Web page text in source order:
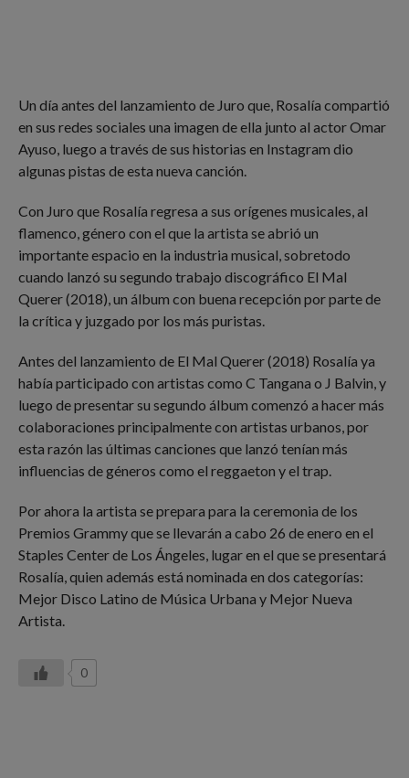
Un día antes del lanzamiento de Juro que, Rosalía compartió
en sus redes sociales una imagen de ella junto al actor Omar
Ayuso, luego a través de sus historias en Instagram dio
algunas pistas de esta nueva canción.
Con Juro que Rosalía regresa a sus orígenes musicales, al
flamenco, género con el que la artista se abrió un
importante espacio en la industria musical, sobretodo
cuando lanzó su segundo trabajo discográfico El Mal
Querer (2018), un álbum con buena recepción por parte de
la crítica y juzgado por los más puristas.
Antes del lanzamiento de El Mal Querer (2018) Rosalía ya
había participado con artistas como C Tangana o J Balvin, y
luego de presentar su segundo álbum comenzó a hacer más
colaboraciones principalmente con artistas urbanos, por
esta razón las últimas canciones que lanzó tenían más
influencias de géneros como el reggaeton y el trap.
Por ahora la artista se prepara para la ceremonia de los
Premios Grammy que se llevarán a cabo 26 de enero en el
Staples Center de Los Ángeles, lugar en el que se presentará
Rosalía, quien además está nominada en dos categorías:
Mejor Disco Latino de Música Urbana y Mejor Nueva
Artista.
0